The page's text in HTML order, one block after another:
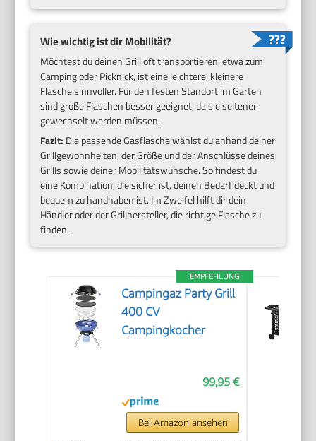
Wie wichtig ist dir Mobilität?
Möchtest du deinen Grill oft transportieren, etwa zum
Camping oder Picknick, ist eine leichtere, kleinere
Flasche sinnvoller. Für den festen Standort im Garten
sind große Flaschen besser geeignet, da sie seltener
gewechselt werden müssen.
Fazit: Die passende Gasflasche wählst du anhand deiner
Grillgewohnheiten, der Größe und der Anschlüsse deines
Grills sowie deiner Mobilitätswünsche. So findest du
eine Kombination, die sicher ist, deinen Bedarf deckt und
bequem zu handhaben ist. Im Zweifel hilft dir dein
Händler oder der Grillhersteller, die richtige Flasche zu
finden.
EMPFEHLUNG
Campingaz Party Grill
400 CV
Campingkocher
99,95 €
Bei Amazon ansehen